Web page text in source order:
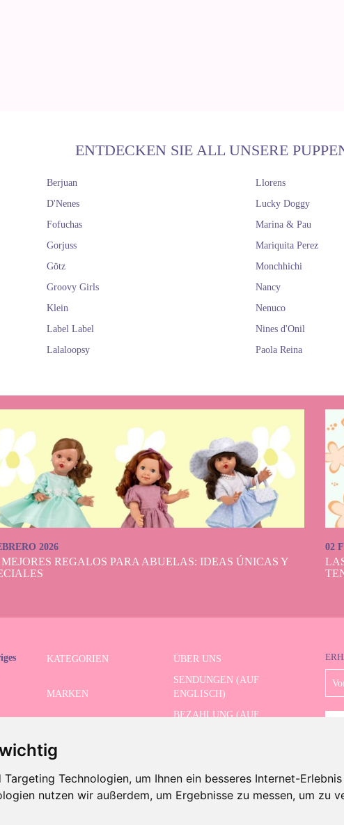
Technologien, um Ihnen ein besseres Internet-
nutzen wir außerdem, um Ergebnisse zu messen, um zu
ENTDECKEN SIE ALL UNSERE
Berjuan
D'Nenes
Fofuchas
Gorjuss
Götz
Groovy Girls
Klein
Label Label
Lalaloopsy
Llorens
Lucky Doggy
Marina & Pau
Mariquita Perez
Monchhichi
Nancy
Nenuco
Nines d'Onil
Paola Reina
2026
REGALOS PARA ABUELAS: IDEAS ÚNICAS Y
02
KATEGORIEN ÜBER UNS
MARKEN
SENDUNGEN (AUF
ENGLISCH)
BEZAHLUNG (AUF
ERWEITERTE SUCHE
SCHLUSSVERKAUF
KONTAKT